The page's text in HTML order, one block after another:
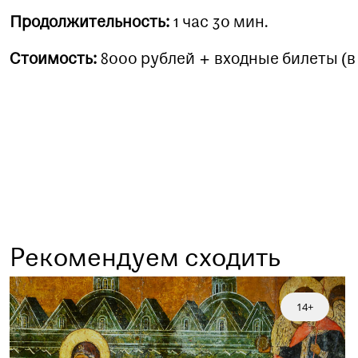
Продолжительность: 1 час 30 мин.
Стоимость: 8000 рублей + входные билеты
Рекомендуем сходить
14+